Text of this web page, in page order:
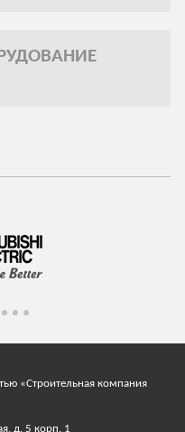
«Строительная компания
д. 5 корп. 1